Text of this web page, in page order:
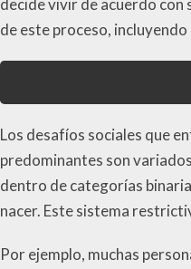
decide vivir de acuerdo
de este proceso,
Los desafíos sociales que
predominantes son
dentro de categorías
nacer. Este sistema
Por ejemplo, muchas